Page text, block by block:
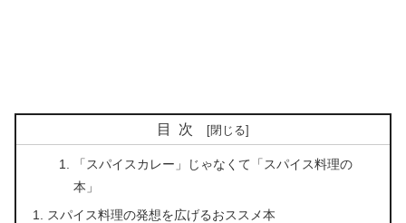
目次
「スパイスカレー」じゃなくて「スパイス料理の
本」
スパイス料理の発想を広げるおススメ本